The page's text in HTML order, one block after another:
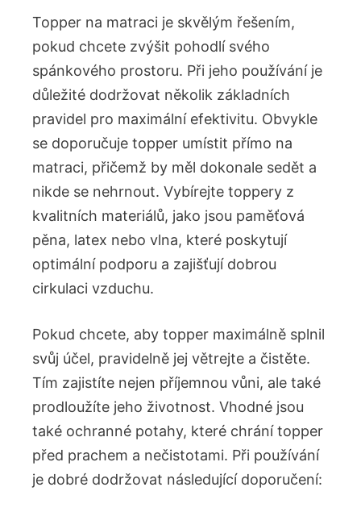
Topper na matraci je skvělým řešením,
pokud chcete zvýšit pohodlí svého
spánkového prostoru. Při jeho používání je
důležité dodržovat několik základních
pravidel pro maximální efektivitu. Obvykle
se doporučuje topper umístit přímo na
matraci, přičemž by měl dokonale sedět a
nikde se nehrnout. Vybírejte toppery z
kvalitních materiálů, jako jsou paměťová
pěna, latex nebo vlna, které poskytují
optimální podporu a zajišťují dobrou
cirkulaci vzduchu.
Pokud chcete, aby topper maximálně splnil
svůj účel, pravidelně jej větrejte a čistěte.
Tím zajistíte nejen příjemnou vůni, ale také
prodloužíte jeho životnost. Vhodné jsou
také ochranné potahy, které chrání topper
před prachem a nečistotami. Při používání
je dobré dodržovat následující doporučení: